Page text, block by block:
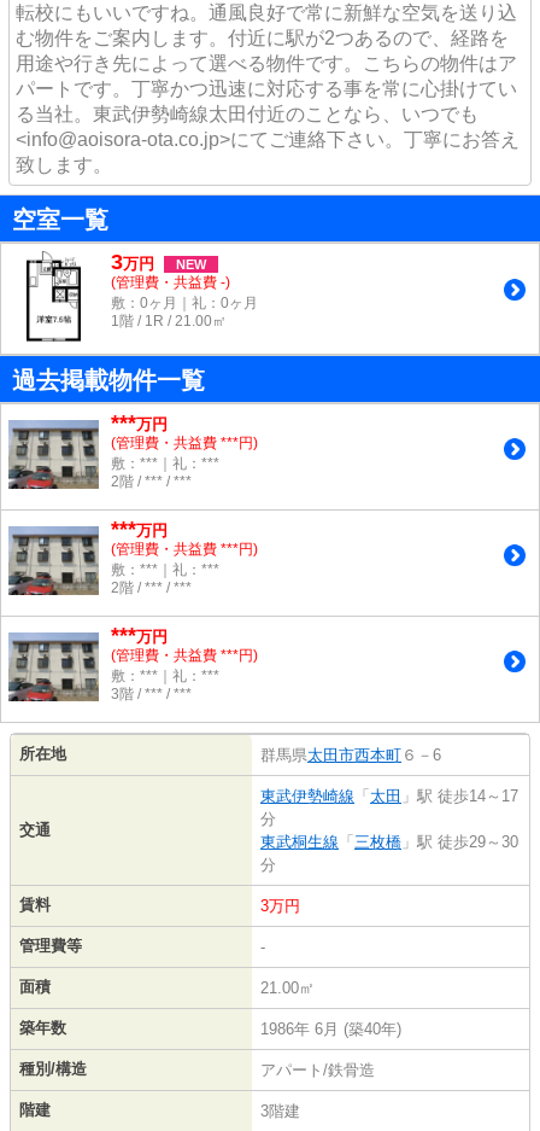
転校にもいいですね。通風良好で常に新鮮な空気を送り込
む物件をご案内します。付近に駅が2つあるので、経路を
用途や行き先によって選べる物件です。こちらの物件はア
パートです。丁寧かつ迅速に対応する事を常に心掛けてい
る当社。東武伊勢崎線太田付近のことなら、いつでも
<info@aoisora-ota.co.jp>にてご連絡下さい。丁寧にお答え
致します。
空室一覧
3万円 NEW
(管理費・共益費 -)
敷：0ヶ月｜礼：0ヶ月
1階 / 1R / 21.00㎡
過去掲載物件一覧
***万円
(管理費・共益費 ***円)
敷：***｜礼：***
2階 / *** / ***
***万円
(管理費・共益費 ***円)
敷：***｜礼：***
2階 / *** / ***
***万円
(管理費・共益費 ***円)
敷：***｜礼：***
3階 / *** / ***
所在地 群馬県太田市西本町 ６－6
交通
東武伊勢崎線 「 太田 」駅 徒歩14～17
分
東武桐生線 「 三枚橋 」駅 徒歩29～30
分
賃料 3万円
管理費等 -
面積 21.00㎡
築年数 1986年 6月 (築40年)
種別/構造 アパート/鉄骨造
階建 3階建